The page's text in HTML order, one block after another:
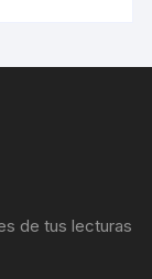
de tus lecturas